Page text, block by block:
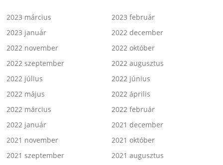
2023 március
2023 február
2023 január
2022 december
2022 november
2022 október
2022 szeptember
2022 augusztus
2022 július
2022 június
2022 május
2022 április
2022 március
2022 február
2022 január
2021 december
2021 november
2021 október
2021 szeptember
2021 augusztus